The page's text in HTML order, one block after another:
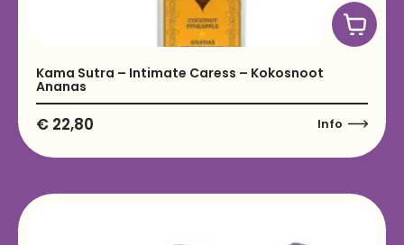
Kama Sutra – Intimate Caress – Kokosnoot
Ananas
€ 22,80 Info